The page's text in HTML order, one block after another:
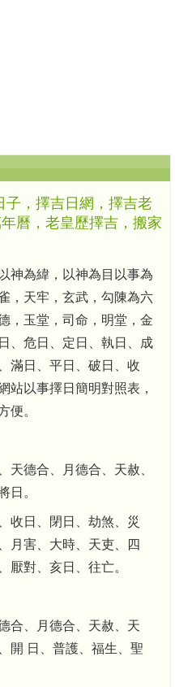
子，擇吉日網，擇吉老
曆，老皇歷擇吉，搬家
神為緯，以神為目以事為
，天牢，玄武，勾陳為六
，玉堂，司命，明堂，金
、危日、定日、執日、成
滿日、平日、破日、收
站以事擇日簡明對照表，
便。
天德合、月德合、天赦、
日。
收日、閉日、劫煞、災
月害、大時、天吏、四
厭對、亥日、往亡。
合、月德合、天赦、天
開 日、普護、福生、聖